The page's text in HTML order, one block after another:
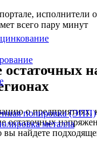
полировка (ЭПП)
металла
исполнители
всего пару минут
остаточных
о предприятиях,
остаточных
найдете